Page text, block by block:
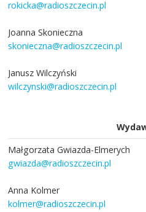
rokicka@radioszczecin.pl
Joanna Skonieczna
skonieczna@radioszczecin.pl
Janusz Wilczyński
wilczynski@radioszczecin.pl
Małgorzata Gwiazda-Elmerych
gwiazda@radioszczecin.pl
Anna Kolmer
kolmer@radioszczecin.pl